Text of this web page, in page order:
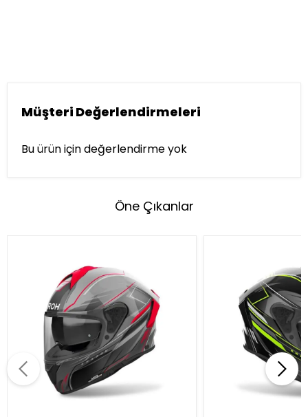
Müşteri Değerlendirmeleri
Bu ürün için değerlendirme yok
Öne Çıkanlar